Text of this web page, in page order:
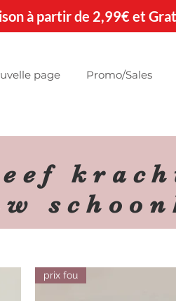
à partir de 2,99€ et
page Promo/Sales
prix fou